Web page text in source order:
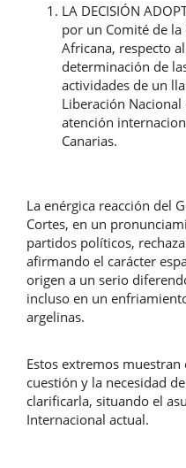
LA DECISIÓN
por un Comité de
Africana, respecto
determinación de
actividades de un
Liberación
atención
Canarias.
La enérgica reacción del
Cortes, en un
partidos políticos,
afirmando el carácter
origen a un serio
incluso en un
argelinas.
Estos extremos
cuestión y la necesidad
clarificarla, situando el
Internacional actual.